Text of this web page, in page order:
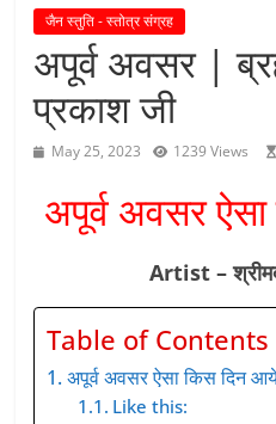
जैन स्तुति - स्तोत्र संग्रह
अपूर्व अवसर |
प्रकाश जी
May 25, 2023 1239 Views
अपूर्व अवसर
Artist –
Table of Contents
अपूर्व अवसर ऐसा किस दिन
Like this: